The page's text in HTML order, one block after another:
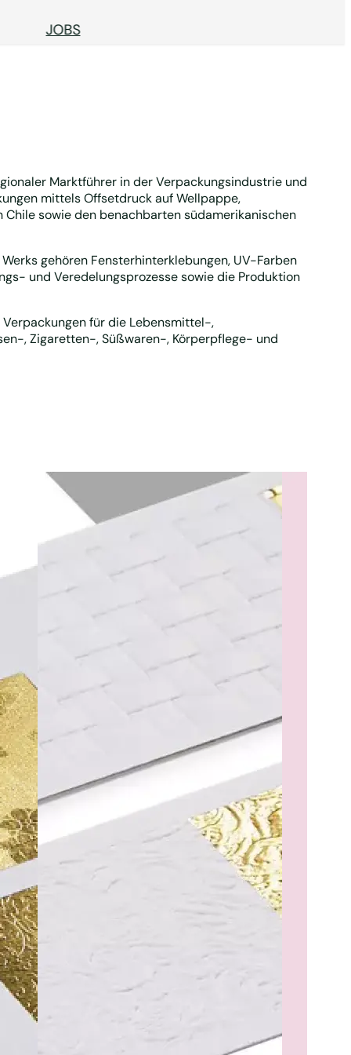
JOBS
Marktführer in der Verpackungsindustrie und
mittels Offsetdruck auf Wellpappe,
sowie den benachbarten südamerikanischen
gehören Fensterhinterklebungen, UV-Farben
und Veredelungsprozesse sowie die Produktion
Verpackungen für die Lebensmittel-,
, Zigaretten-, Süßwaren-, Körperpflege- und